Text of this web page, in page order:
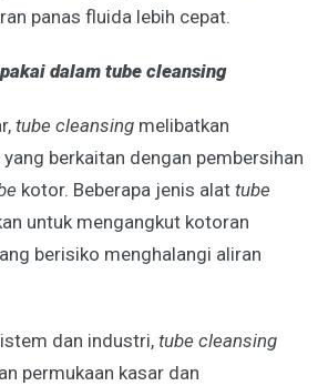
panas fluida lebih cepat.
dalam tube cleansing
tube cleansing melibatkan
berkaitan dengan pembersihan
kotor. Beberapa jenis alat tube
untuk mengangkut kotoran
berisiko menghalangi aliran
dan industri, tube cleansing
permukaan kasar dan